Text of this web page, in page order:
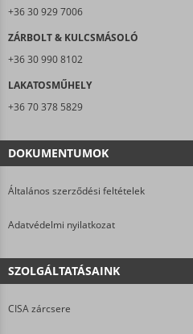
+36 30 929 7006
ZÁRBOLT & KULCSMÁSOLÓ
+36 30 990 8102
LAKATOSMŰHELY
+36 70 378 5829
DOKUMENTUMOK
Általános szerződési feltételek
Adatvédelmi nyilatkozat
SZOLGÁLTATÁSAINK
CISA zárcsere